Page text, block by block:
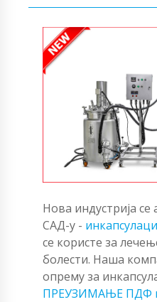
Нова индустрија се
САД-у -
се користе за
болести. Наша
опрему за
ПРЕУЗИМАЊЕ ПДФ